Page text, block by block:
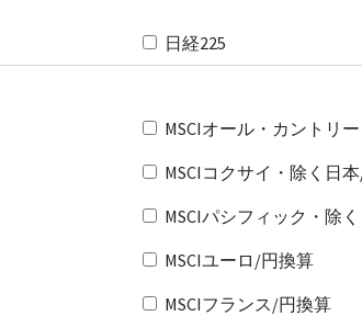
日経225
MSCIオール・カントリ
MSCIコクサイ・除く日
MSCIパシフィック・除
MSCIユーロ/円換算
MSCIフランス/円換算